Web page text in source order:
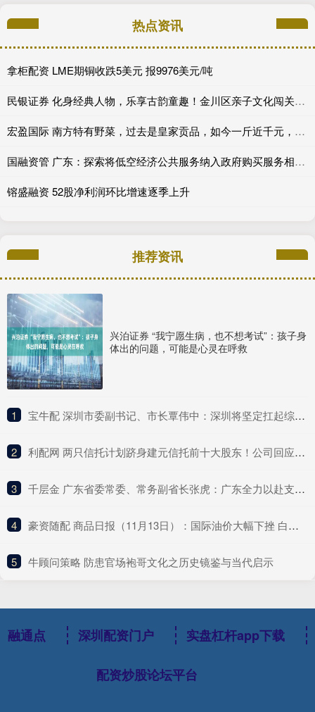
热点资讯
拿柜配资 LME期铜收跌5美元 报9976美元/吨
民银证券 化身经典人物，乐享古韵童趣！金川区亲子文化闯关活动即将开启_沙井_中华_传统
宏盈国际 南方特有野菜，过去是皇家贡品，如今一斤近千元，遇到要珍惜
国融资管 广东：探索将低空经济公共服务纳入政府购买服务相关目录范围
镕盛融资 52股净利润环比增速逐季上升
推荐资讯
兴泊证券 “我宁愿生病，也不想考试”：孩子身
体出的问题，可能是心灵在呼救
1 ​宝牛配 深圳市委副书记、市长覃伟中：深圳将坚定扛起综合改革试点主体责任
2 ​利配网 两只信托计划跻身建元信托前十大股东！公司回应不分红与未来盈利点
3 ​千层金 广东省委常委、常务副省长张虎：广东全力以赴支持深圳的改革探索
4 ​豪资随配 商品日报（11月13日）：国际油价大幅下挫 白银再创历史新高
5 ​牛顾问策略 防患官场袍哥文化之历史镜鉴与当代启示
融通点 深圳配资门户 实盘杠杆app下载
配资炒股论坛平台